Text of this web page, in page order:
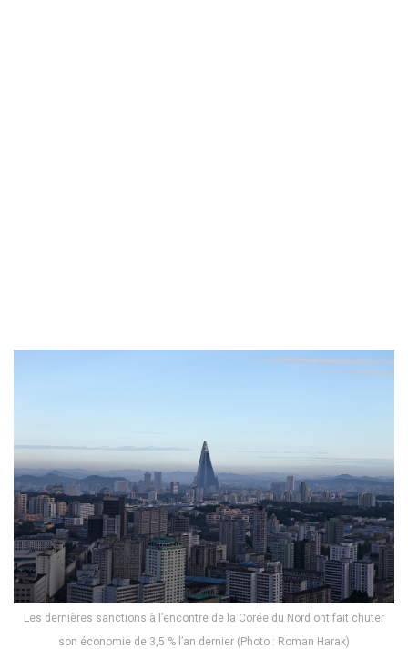
Les dernières sanctions à l’encontre de la Corée du Nord ont fait chuter
son économie de 3,5 % l’an dernier (Photo : Roman Harak)